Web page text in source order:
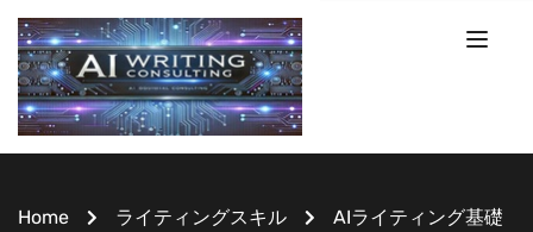
Home ライティングスキル
AIライティング基礎